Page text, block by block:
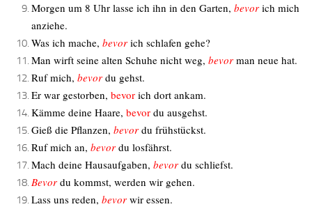
Morgen um 8 Uhr lasse ich ihn in den Garten, bevor ich mich
anziehe.
Was ich mache, bevor ich schlafen gehe?
Man wirft seine alten Schuhe nicht weg, bevor man neue hat.
Ruf mich, bevor du gehst.
Er war gestorben, bevor ich dort ankam.
Kämme deine Haare, bevor du ausgehst.
Gieß die Pflanzen, bevor du frühstückst.
Ruf mich an, bevor du losfährst.
Mach deine Hausaufgaben, bevor du schliefst.
Bevor du kommst, werden wir gehen.
Lass uns reden, bevor wir essen.